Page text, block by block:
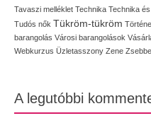
Tavaszi melléklet Technika Technika
Tudós nők Tükröm-tükröm
barangolás Városi barangolások
Webkurzus Üzletasszony Zene
A legutóbbi